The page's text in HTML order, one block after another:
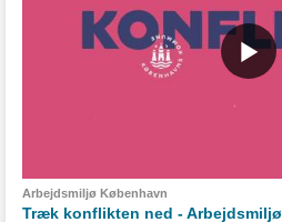
Arbejdsmiljø København
Træk konflikten ned -